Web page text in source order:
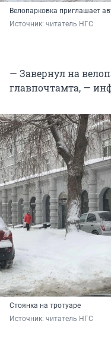
Велопарковка приглашает
Источник: читатель НГС
— Завернул на
главпочтамта, —
Стоянка на тротуаре
Источник: читатель НГС